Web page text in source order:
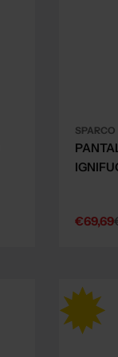
SPARCO
Sale
€69,69